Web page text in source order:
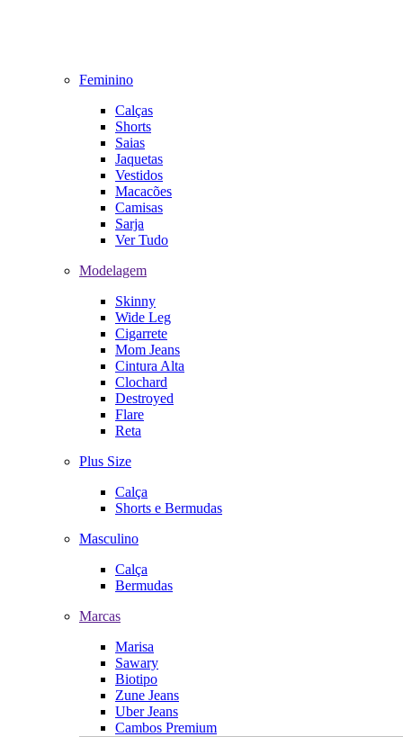
Feminino
Calças
Shorts
Saias
Jaquetas
Vestidos
Macacões
Camisas
Sarja
Ver Tudo
Modelagem
Skinny
Wide Leg
Cigarrete
Mom Jeans
Cintura Alta
Clochard
Destroyed
Flare
Reta
Plus Size
Calça
Shorts e Bermudas
Masculino
Calça
Bermudas
Marcas
Marisa
Sawary
Biotipo
Zune Jeans
Uber Jeans
Cambos Premium